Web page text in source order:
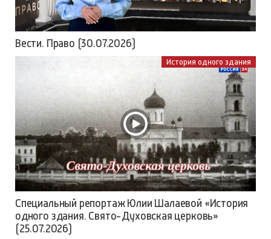
Вести. Право (30.07.2026)
История одного здания
Специальный репортаж Юлии Шалаевой «История
одного здания. Свято-Духовская церковь»
(25.07.2026)